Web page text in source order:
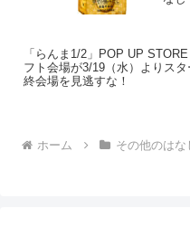
「らんま1/2」POP UP
フト会場が3/19（水）よりス
終会場を見逃すな！
ホーム その他のはな